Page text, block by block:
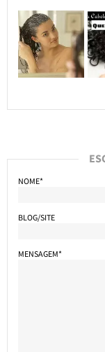
NOME*
BLOG/SITE
MENSAGEM*